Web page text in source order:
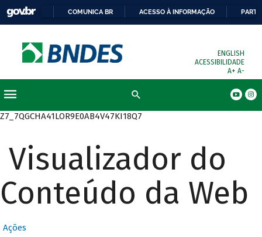
COMUNICA BR ACESSO À INFORMAÇÃO
ENGLISH
ACESSIBILIDADE
A+ A-
Z7_7QGCHA41LOR9E0AB4V47KI18Q7
Visualizador do
Conteúdo da Web
Ações